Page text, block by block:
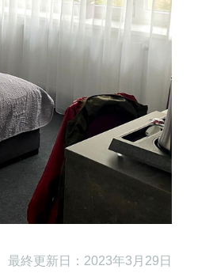
最終更新日：2023年3月29日